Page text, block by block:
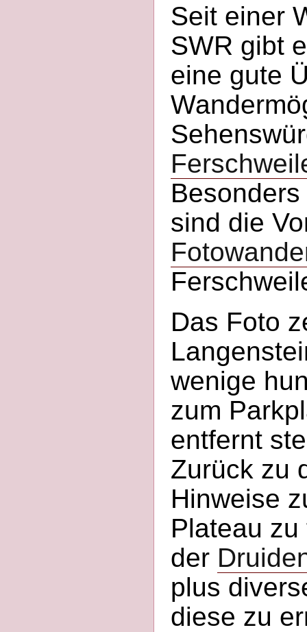
Seit einer
SWR gibt
eine gute
sind die
Das Foto
wenige
zum
entfernt
Zurück zu
Hinweise
Plateau
der
plus
diese zu